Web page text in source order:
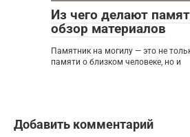
Из чего делают
обзор материалов
Памятник на могилу — это не
памяти о близком человеке, но и
Добавить комментарий